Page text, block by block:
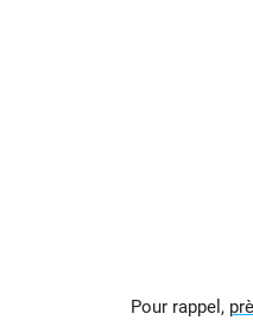
Pour rappel,